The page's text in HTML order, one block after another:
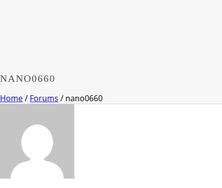
NANO0660
Home/ Forums / nano0660